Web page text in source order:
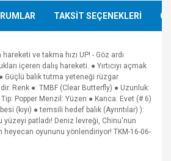
TAKSİT SEÇENEKLERİ
ve takma hızı UP! - Göz ardı
içeren dalış hareketi. ● Yırtıcıyı açmak
Güçlü balık tutma yeteneği rüzgar
Renk ●: TMBF (Clear Butterfly) ● Uzunluk:
Popper Menzil: Yüzen ● Kanca: Evet (# 6)
(kıyı) ● temsili hedef balık (Ayrıntılar) ):
yüzeyi patladı! Deniz levreği, Chinu'nun
heyecan oyununu yönlendiriyor! TKM-16-06-